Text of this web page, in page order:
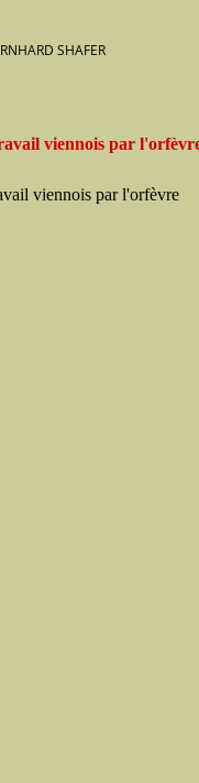
SHAFER
viennois par